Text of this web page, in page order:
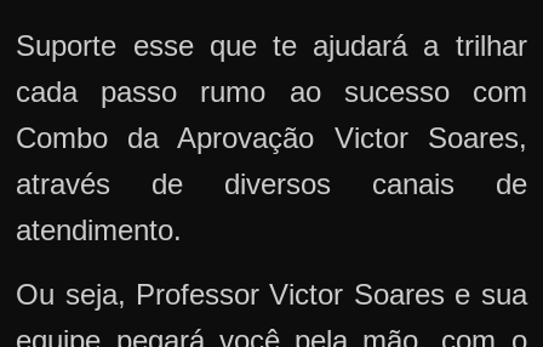
Suporte esse que te ajudará a trilhar
cada passo rumo ao sucesso com
Combo da Aprovação Victor Soares,
através de diversos canais de
atendimento.
Ou seja, Professor Victor Soares e sua
equipe pegará você pela mão, com o